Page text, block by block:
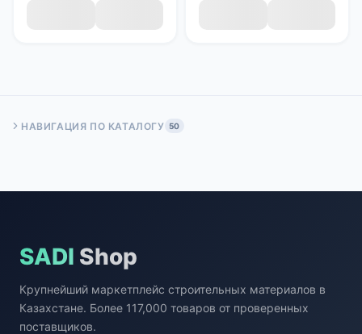
НАВИГАЦИЯ ПО КАТАЛОГУ 50
SADI Shop
Крупнейший маркетплейс строительных материалов в
Казахстане. Более 117,000 товаров от проверенных
поставщиков.